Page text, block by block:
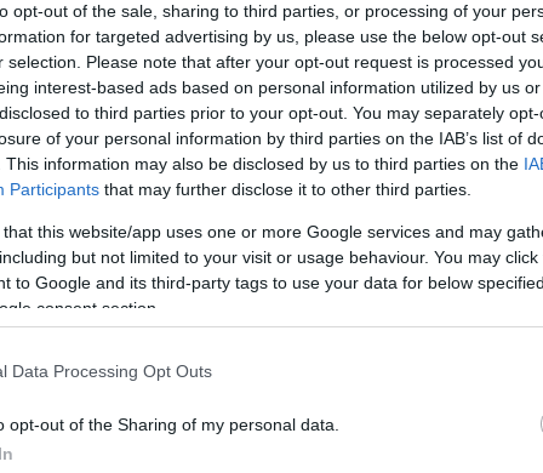
opt-out of the sale, sharing to third parties, or processing of your
for targeted advertising by us, please use the below opt-out
selection. Please note that after your opt-out request is processed
interest-based ads based on personal information utilized by us
to third parties prior to your opt-out. You may separately
of your personal information by third parties on the IAB’s list of
This information may also be disclosed by us to third parties on the
Participants that may further disclose it to other third parties.
that this website/app uses one or more Google services and may
but not limited to your visit or usage behaviour. You may
to Google and its third-party tags to use your data for below
consent section.
Data Processing Opt Outs
opt-out of the Sharing of my personal data.
τσίρκου και ο
στην αδρεναλίνη: Ποιο
ζευγάρι Ρώσων που
στην κορυφή του
State Building
της αγάπης νικά την αγάπη για την εξουσία, ο
την ειρήνη» έγραφε το πανό που ξεδίπλωσαν
- Ποιοι είναι ο Ιβάν Μπέρκους και η Αντζελα
ψηλά»
54